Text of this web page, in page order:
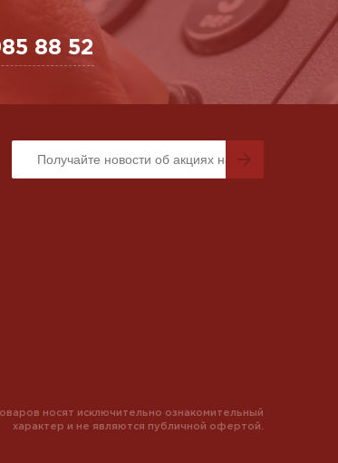
88 52
носят исключительно ознакомительный
характер и не являются публичной офертой.